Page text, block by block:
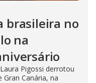
brasileira no
na
Pigossi derrotou
Canária, na